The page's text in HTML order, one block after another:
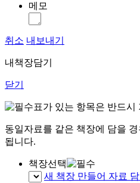
메모
취소 내보내기
내책장담기
닫기
표가 있는 항목은 반드시
동일자료를 같은 책장에 담을
됩니다.
책장선택
새 책장 만들어 자료 담